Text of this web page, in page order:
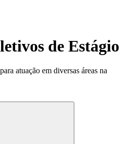
de Estágio
atuação em diversas áreas na